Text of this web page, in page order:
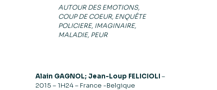
AUTOUR DES EMOTIONS,
COUP DE COEUR, ENQUÊTE
POLICIERE, IMAGINAIRE,
MALADIE, PEUR
Alain GAGNOL; Jean-Loup FELICIOLI –
2015 – 1H24 – France -Belgique